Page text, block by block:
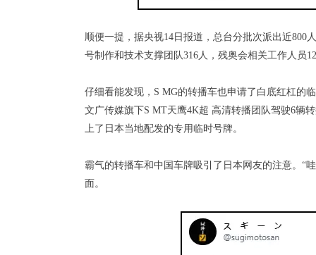
顺便一提，据央视14日报道，总台分批次派出近800
号制作和技术支撑团队316人，残奥会相关工作人员
仔细看能发现，S MG的转播车也申请了白底红杠的
文广传媒旗下S MT天鹰4K超 高清转播团队驾驶6辆
上了日本当地配发的专用临时号牌。
霸气的转播车和中国车牌吸引了日本网友的注意。“
面。